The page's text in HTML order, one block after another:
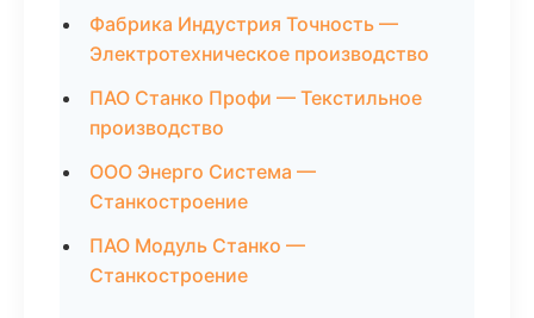
Фабрика Индустрия Точность —
Электротехническое производство
ПАО Станко Профи — Текстильное
производство
ООО Энерго Система —
Станкостроение
ПАО Модуль Станко —
Станкостроение